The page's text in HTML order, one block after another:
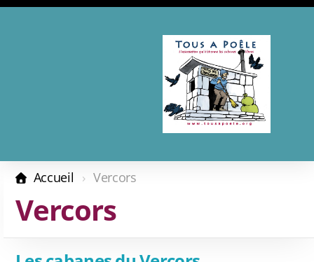
Accueil Vercors
Vercors
Les complices
Revue de presse